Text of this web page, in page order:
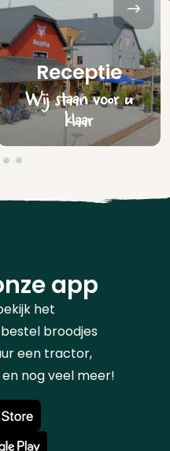
Receptie
Wij staan voor u
klaar
app
het
broodjes
een tractor,
nog veel meer!